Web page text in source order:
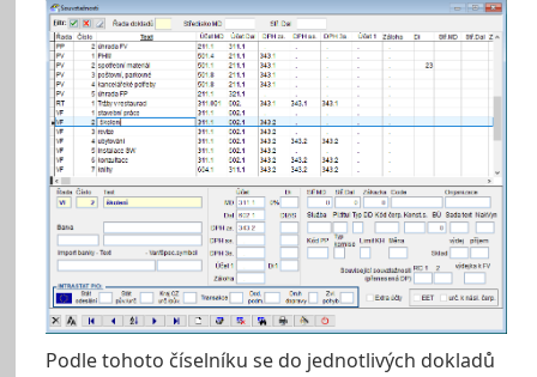
Podle tohoto číselníku se do jednotlivých dokladů